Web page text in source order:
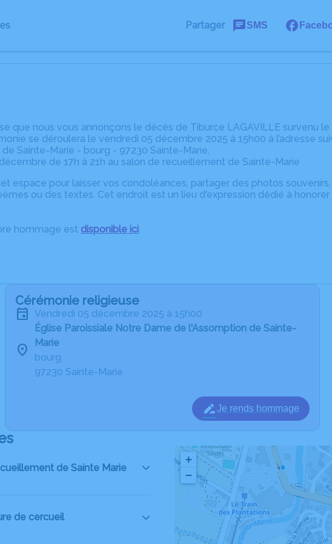
Partager SMS
que nous vous annonçons le décès de Tiburce LAGAVILLE survenu
se déroulera le vendredi 05 décembre 2025 à 15h00 à l’adresse
Sainte-Marie - bourg - 97230 Sainte-Marie.
de 17h à 21h au salon de recueillement de Sainte-Marie
espace pour laisser vos condoléances, partager des photos
ou des textes. Cet endroit est un lieu d'expression dédié à
hommage est disponible ici.
Cérémonie religieuse
vendredi 05 décembre 2025 à 15h00
Église Paroissiale Notre Dame de l'Assomption de Sainte-
Marie
bourg
97230 Sainte-Marie
Je rends hommage
de Sainte Marie
de cercueil
+
−